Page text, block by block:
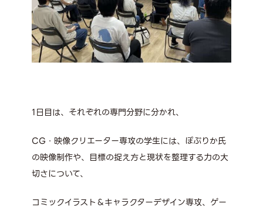
1日目は、それぞれの専門分野に分かれ、
CG ・映像クリエーター専攻の学生には、ぽぷりか氏
の映像制作や、目標の捉え方と現状を整理する力の大
切さについて、
コミックイラスト＆キャラクターデザイン専攻、ゲー